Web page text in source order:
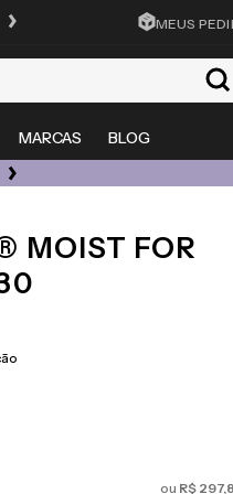
MEUS
MARCAS BLOG
ÓCULOS DE GRAU, SOL E LENTES
MOIST FOR
ou R$ 297,